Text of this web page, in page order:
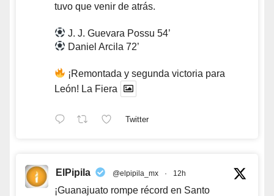
tuvo que venir de atrás.
J. J. Guevara Possu 54’
Daniel Arcila 72’
¡Remontada y segunda victoria para
León! La Fiera
Twitter
ElPipila @elpipila_mx · 12h
¡Guanajuato rompe récord en Santo